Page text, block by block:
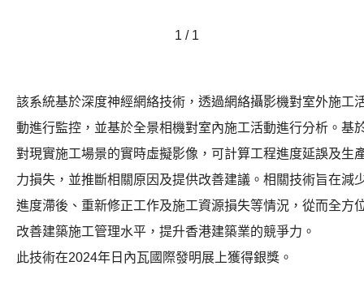
1 / 1
該系統基於深度神經網絡技術，透過網絡攝影機對室外施工
動進行監控，並基於全景相機對室內施工活動進行分析。基
對現實施工場景的實時虛擬影像，可計算工程進度延誤及生
力損失，並推斷相關原因及提供改善建議。相關技術旨在減
進度滯後、重新修正工作及施工資源損失等情況，從而全方
改善建築施工管理水平，提升香港建築業的競爭力。
此技術在2024年日內瓦國際發明展上獲得銀獎。